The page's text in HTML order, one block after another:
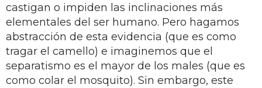
castigan o impiden las inclinaciones más
elementales del ser humano. Pero hagamos
abstracción de esta evidencia (que es como
tragar el camello) e imaginemos que el
separatismo es el mayor de los males (que es
como colar el mosquito). Sin embargo, este